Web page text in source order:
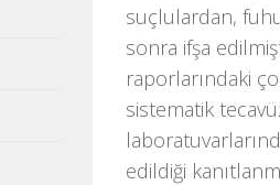
suçlulardan,
sonra ifşa
raporlarındaki
sistematik
edildiği